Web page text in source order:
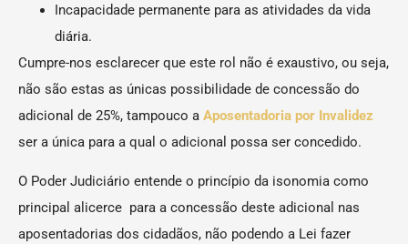
Incapacidade permanente para as atividades da vida
diária.
Cumpre-nos esclarecer que este rol não é exaustivo, ou seja,
não são estas as únicas possibilidade de concessão do
adicional de 25%, tampouco a Aposentadoria por Invalidez
ser a única para a qual o adicional possa ser concedido.
O Poder Judiciário entende o princípio da isonomia como
principal alicerce para a concessão deste adicional nas
aposentadorias dos cidadãos, não podendo a Lei fazer